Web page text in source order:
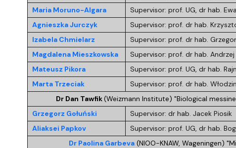
Maria Moruno-Algara
Supervisor: prof. UG, dr hab.
Agnieszka Jurczyk
Supervisor: prof. dr hab.
Izabela Chmielarz
Supervisor: prof. dr hab.
Magdalena Mieszkowska
Supervisor: prof. dr hab. Andrzej
Mateusz Pikora
Supervisor: prof. UG, dr hab.
Marta Trzeciak
Supervisor: prof. dr hab.
Dr Dan Tawfik(Weizmann Institute) "Biological
Grzegorz Gołuński
Supervisor: dr hab. Jacek Piosik
Aliaksei Papkov
Supervisor: prof. UG, dr hab.
Dr Paolina Garbeva (NIOO-KNAW, Wageningen)